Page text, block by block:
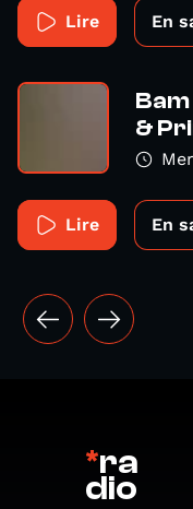
Lire En
&
Lire En
*ra
dio